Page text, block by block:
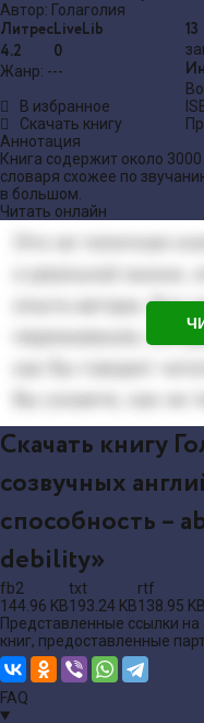
Автор: Голаголия
Литрес
4.2
LiveLib
0
Жанр: ---
В избранное
Скачать книгу
13
Аннотация
Книга содержит около
словаря схожее по
в большом.
Читать онлайн
Скачать книгу
созвучных
способность –
debility»
fb2
144.96 KB
txt
193.24 KB
rtf
138.95 KB
Представленные ссылки
книг, предоставленные
FAQ